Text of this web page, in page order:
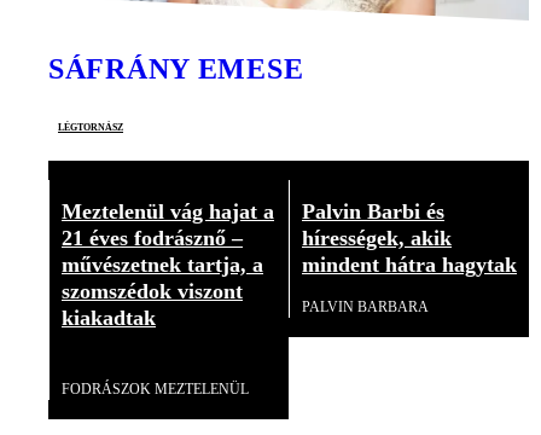
SÁFRÁNY EMESE
légtornász
Meztelenül vág hajat a
21 éves fodrásznő –
művészetnek tartja, a
szomszédok viszont
kiakadtak
FODRÁSZOK MEZTELENÜL
Palvin Barbi és
hírességek, akik
mindent hátra hagytak
PALVIN BARBARA